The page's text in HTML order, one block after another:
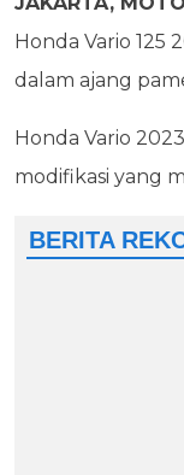
Honda Vario 125
dalam ajang
Honda Vario
modifikasi yang